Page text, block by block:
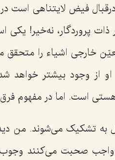
فیض لایتناهى است
پروردگار، نه‌خیر!
اشیاء را متحقق
از وجود بیشتر خواهد
هستى است. اما در مفهوم
تشکیک مى‌شوند. من
صحبت مى‌کنند